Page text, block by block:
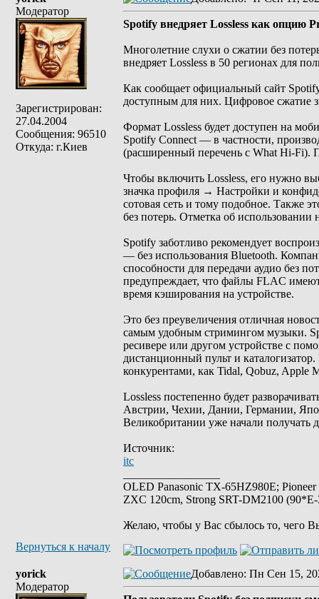
Модератор
Зарегистрирован:
27.04.2004
Сообщения: 96510
Откуда: г.Киев
Spotify внедряет Lossless как опцию
Многолетние слухи о сжатии без
внедряет Lossless в 50 регионах для
Как сообщает официальный сайт
доступным для них. Цифровое сжатие
Формат Lossless будет доступен на
Spotify Connect — в частности,
(расширенный перечень с What Hi-Fi).
Чтобы включить Lossless, его нужно
значка профиля → Настройки и
сотовая сеть и тому подобное. Также
без потерь. Отметка об использовании
Spotify заботливо рекомендует
— без использования Bluetooth.
способности для передачи аудио без
предупреждает, что файлы FLAC
время кэширования на устройстве.
Это без преувеличения отличная
самым удобным стримингом музыки.
ресивере или другом устройстве с
дистанционный пульт и
конкурентами, как Tidal, Qobuz, Apple
Lossless постепенно будет
Австрии, Чехии, Дании, Германии,
Великобритании уже начали получать
Источник:
itc
OLED Panasonic TX-65HZ980E;
ZXC 120cm, Strong SRT-DM2100
Желаю, чтобы у Вас сбылось то, чего
Вернуться к началу
yorick
Модератор
Добавлено: Пн Сен 15,